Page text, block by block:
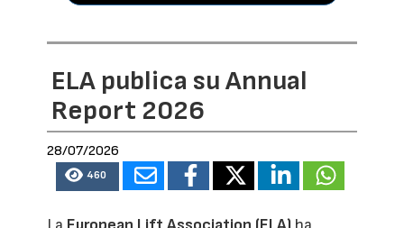
ELA publica su Annual
Report 2026
28/07/2026
460